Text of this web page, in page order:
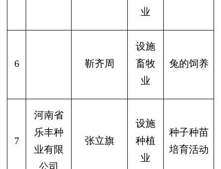
业
6 靳齐周
设施
畜牧
业
兔的饲养
7
河南省
乐丰种
业有限
张立旗
设施
种植
业
种子种苗
培育活动